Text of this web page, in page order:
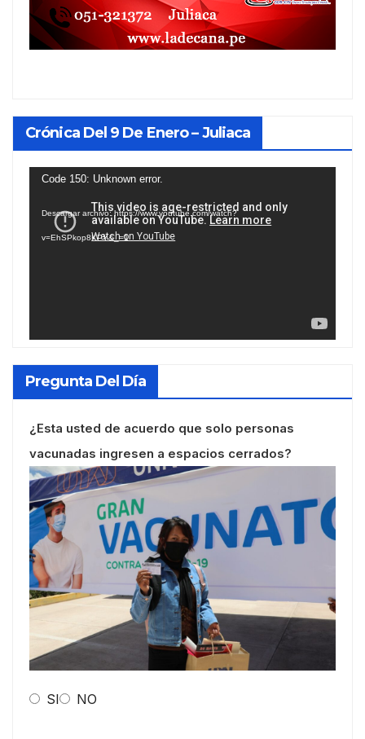
Crónica Del 9 De Enero – Juliaca
Reproductor
vídeo
Code 150: Unknown error.
Descargar archivo: https://www.youtube.com/watch?
v=EhSPkop8KPY&_=1
Pregunta Del Día
¿Esta usted de acuerdo que solo personas
vacunadas ingresen a espacios cerrados?
SI NO